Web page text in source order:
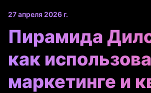
27 апреля 2026 г.
Пирамида
как
маркетинге и